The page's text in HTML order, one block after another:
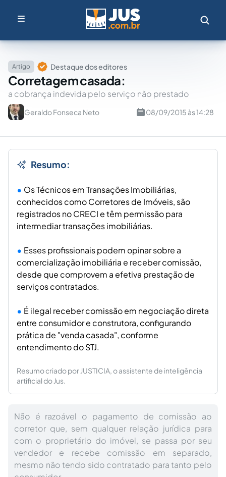
Artigo Destaque dos editores
Corretagem casada:
a cobrança indevida pelo serviço não prestado
Geraldo Fonseca Neto 08/09/2015 às 14:28
Resumo:
Os Técnicos em Transações Imobiliárias,
conhecidos como Corretores de Imóveis, são
registrados no CRECI e têm permissão para
intermediar transações imobiliárias.
Esses profissionais podem opinar sobre a
comercialização imobiliária e receber comissão,
desde que comprovem a efetiva prestação de
serviços contratados.
É ilegal receber comissão em negociação direta
entre consumidor e construtora, configurando
prática de "venda casada", conforme
entendimento do STJ.
Resumo criado por JUSTICIA, o assistente de inteligência
artificial do Jus.
Não é razoável o pagamento de comissão ao
corretor que, sem qualquer relação jurídica para
com o proprietário do imóvel, se passa por seu
vendedor e recebe comissão em separado,
mesmo não tendo sido contratado para tanto pelo